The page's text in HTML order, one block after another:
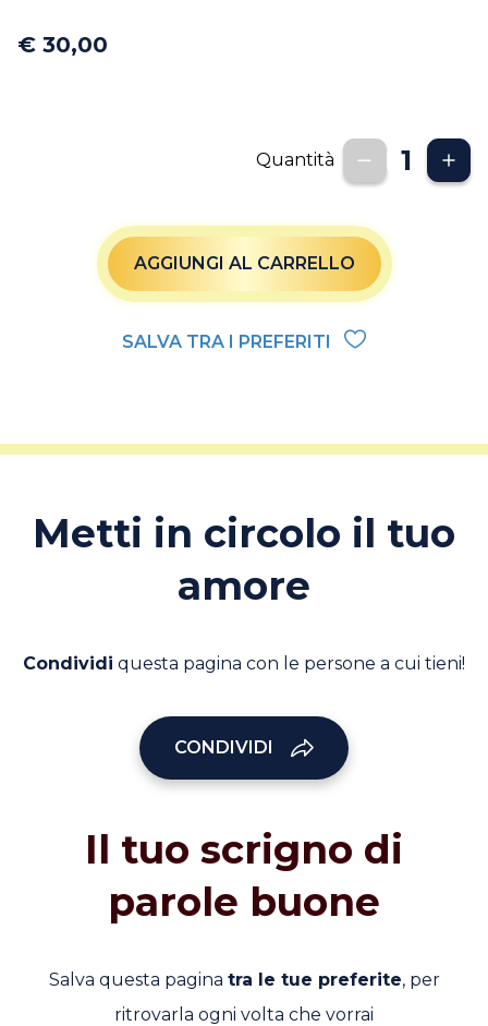
€ 30,00
Quantità
AGGIUNGI AL CARRELLO
SALVA TRA I PREFERITI
Metti in circolo il tuo
amore
Condividi questa pagina con le persone a cui tieni!
CONDIVIDI
Il tuo scrigno di
parole buone
Salva questa pagina tra le tue preferite, per
ritrovarla ogni volta che vorrai